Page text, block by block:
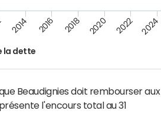
la dette
2014 2016 2018 2020 2022 2024
Beaudignies doit rembourser aux
l'encours total au 31